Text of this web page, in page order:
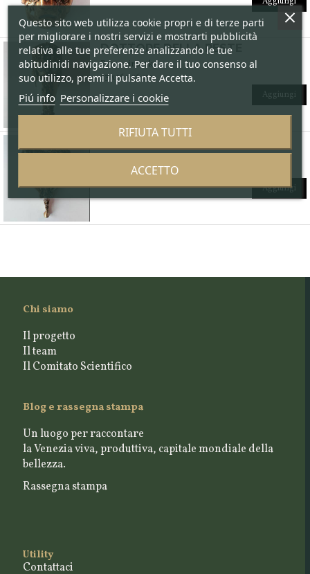
DOTTORE DELLA PESTE
Peso - circa 1 kg
23 x 16 x 26 cm
Aggiungi
50 x 36 x 7 cm
Aggiungi
Chi siamo
Il progetto
Il team
Il Comitato Scientifico
Blog e rassegna stampa
Un luogo per raccontare
la Venezia viva, produttiva, capitale mondiale della
bellezza.
Rassegna stampa
Utility
Contattaci
Questo sito web utilizza cookie propri e di terze parti
per migliorare i nostri servizi e mostrarti pubblicità
relativa alle tue preferenze analizzando le tue
abitudinidi navigazione. Per dare il tuo consenso al
suo utilizzo, premi il pulsante Accetta.
Piú info Personalizzare i cookie
RIFIUTA TUTTI
ACCETTO